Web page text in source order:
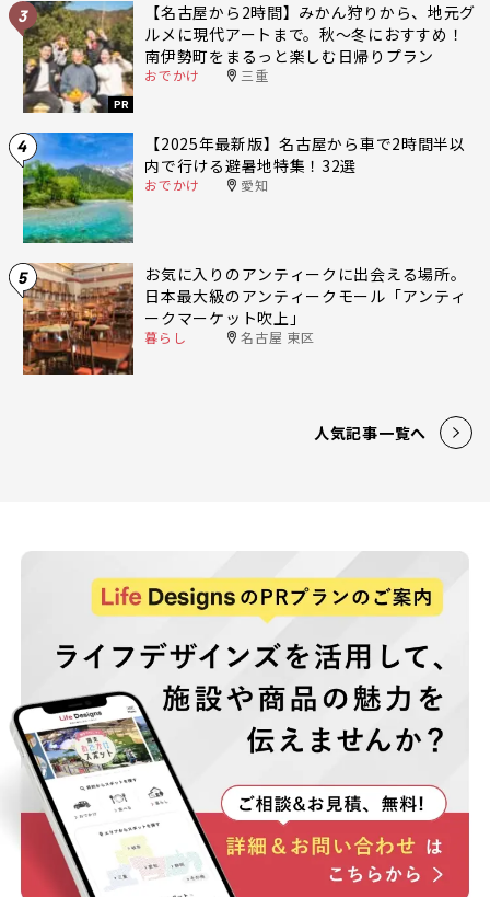
3
PR
【名古屋から2時間】みかん狩りから、地元グ
ルメに現代アートまで。秋〜冬におすすめ！
南伊勢町をまるっと楽しむ日帰りプラン
おでかけ 三重
4
【2025年最新版】名古屋から車で2時間半以
内で行ける避暑地特集！32選
おでかけ 愛知
5
お気に入りのアンティークに出会える場所。
日本最大級のアンティークモール「アンティ
ークマーケット吹上」
暮らし 名古屋 東区
人気記事一覧へ